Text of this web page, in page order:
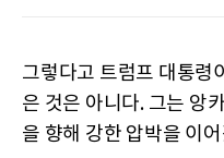
그렇다고 트럼프 대통령
은 것은 아니다. 그는 앙
을 향해 강한 압박을 이